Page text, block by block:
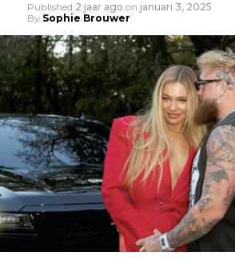
Published 2 jaar ago on januari 3, 2025
By Sophie Brouwer